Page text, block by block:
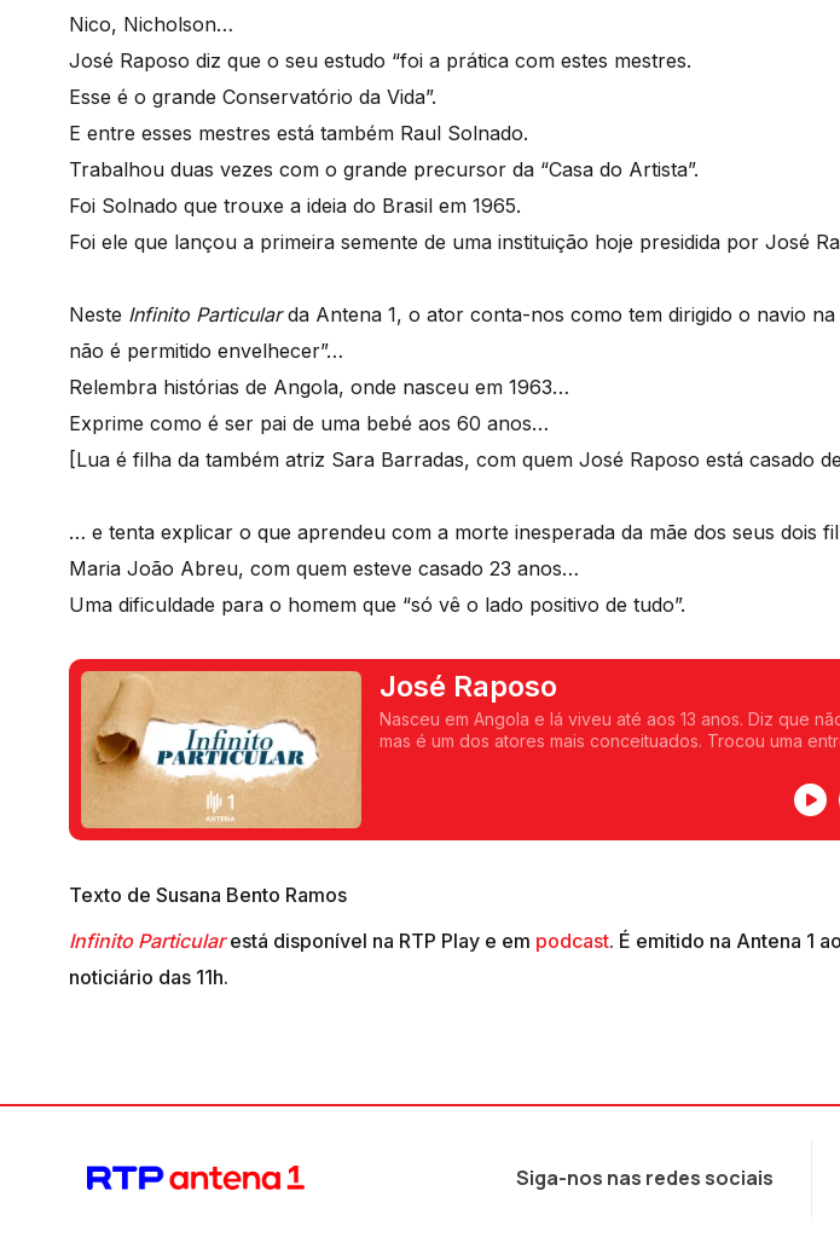
Nico, Nicholson…
José Raposo diz que o seu estudo “foi a prática com estes mestres.
Esse é o grande Conservatório da Vida”.
E entre esses mestres está também Raul Solnado.
Trabalhou duas vezes com o grande precursor da “Casa do Artista”.
Foi Solnado que trouxe a ideia do Brasil em 1965.
Foi ele que lançou a primeira semente de uma instituição hoje presidida por José
Neste Infinito Particularda Antena 1, o ator conta-nos como tem dirigido o navio na
não é permitido envelhecer”…
Relembra histórias de Angola, onde nasceu em 1963…
Exprime como é ser pai de uma bebé aos 60 anos…
[Lua é filha da também atriz Sara Barradas, com quem José Raposo está casado
… e tenta explicar o que aprendeu com a morte inesperada da mãe dos seus dois
Maria João Abreu, com quem esteve casado 23 anos…
Uma dificuldade para o homem que “só vê o lado positivo de tudo”.
José Raposo
Nasceu em Angola e lá viveu até aos 13 anos. Diz que
mas é um dos atores mais conceituados. Trocou uma
Texto de Susana Bento Ramos
Infinito Particularestá disponível na RTP Play e em podcast. É emitido na Antena 1
noticiário das 11h.
Siga-nos nas redes sociais